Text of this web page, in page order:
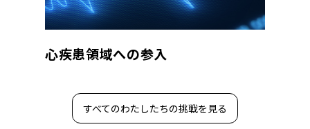
心疾患領域への参入
すべてのわたしたちの挑戦を見る